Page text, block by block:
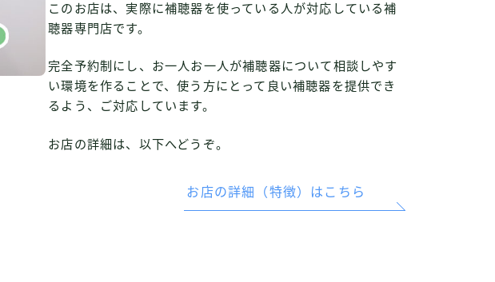
このお店は、実際に補聴器を使っている人が対応している補
聴器専門店です。
完全予約制にし、お一人お一人が補聴器について相談しやす
い環境を作ることで、使う方にとって良い補聴器を提供でき
るよう、ご対応しています。
お店の詳細は、以下へどうぞ。
お店の詳細（特徴）はこちら